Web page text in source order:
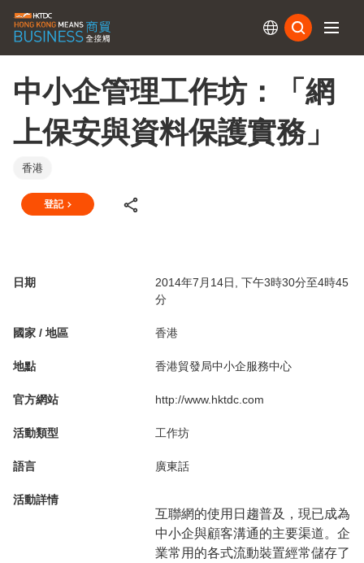
中小企管理工作坊：「網
上保安與資料保護實務」
香港
登記
日期
2014年7月14日, 下午3時30分至4時45
分
國家 / 地區 香港
地點 香港貿發局中小企服務中心
官方網站 http://www.hktdc.com
活動類型 工作坊
語言 廣東話
活動詳情
互聯網的使用日趨普及，現已成為
中小企與顧客溝通的主要渠道。企
業常用的各式流動裝置經常儲存了